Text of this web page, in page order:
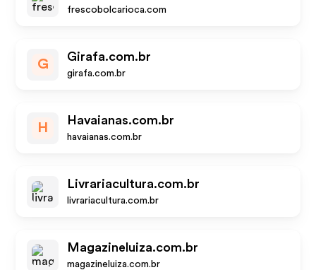
frescobolcarioca.com
G
Girafa.com.br
girafa.com.br
H
Havaianas.com.br
havaianas.com.br
Livrariacultura.com.br
livrariacultura.com.br
Magazineluiza.com.br
magazineluiza.com.br